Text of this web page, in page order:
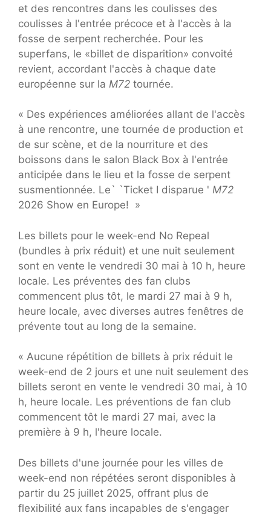
et des rencontres dans les coulisses des
coulisses à l'entrée précoce et à l'accès à la
fosse de serpent recherchée. Pour les
superfans, le «billet de disparition» convoité
revient, accordant l'accès à chaque date
européenne sur la M72 tournée.
« Des expériences améliorées allant de l'accès
à une rencontre, une tournée de production et
de sur scène, et de la nourriture et des
boissons dans le salon Black Box à l'entrée
anticipée dans le lieu et la fosse de serpent
susmentionnée. Le` `Ticket I disparue ' M72
2026 Show en Europe! »
Les billets pour le week-end No Repeal
(bundles à prix réduit) et une nuit seulement
sont en vente le vendredi 30 mai à 10 h, heure
locale. Les préventes des fan clubs
commencent plus tôt, le mardi 27 mai à 9 h,
heure locale, avec diverses autres fenêtres de
prévente tout au long de la semaine.
« Aucune répétition de billets à prix réduit le
week-end de 2 jours et une nuit seulement des
billets seront en vente le vendredi 30 mai, à 10
h, heure locale. Les préventions de fan club
commencent tôt le mardi 27 mai, avec la
première à 9 h, l'heure locale.
Des billets d'une journée pour les villes de
week-end non répétées seront disponibles à
partir du 25 juillet 2025, offrant plus de
flexibilité aux fans incapables de s'engager